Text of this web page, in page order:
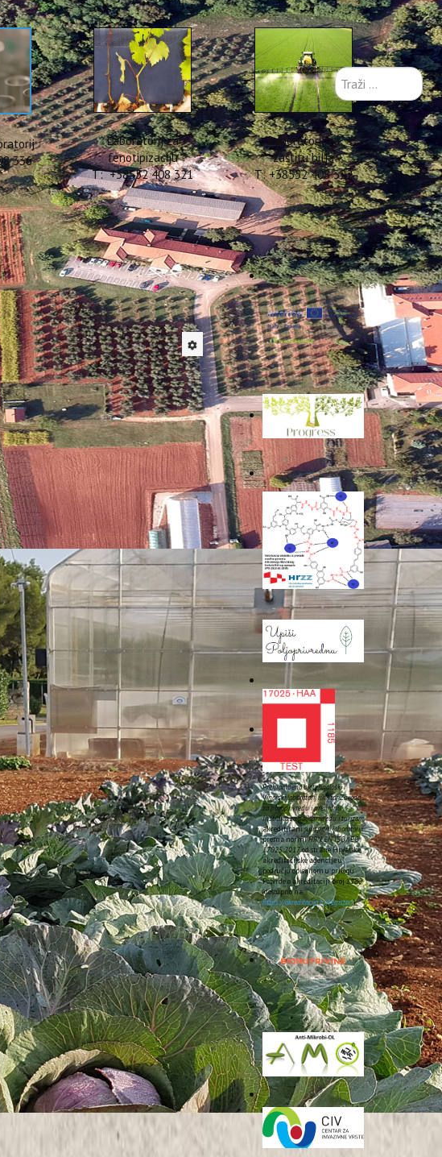
336
Laboratorij za
fenotipizaciju
T: +38552 408 321
Laboratorij za
zaštitu bilja
T: +38552 408 322
do 18. lipnja
provodi se od 01.02.2022. na
a vodeći partner je „Biotehnički
predviđeno je organiziranje
Testni materijali obuhvatio je
besplatna i dostupna na Internetu, a
edukativnih modula. Korištenje
i početi s praćenjem i testiranjem
2024. u prostorijama Veleučilišta u
osnovna znanja i informacije o radu
kao djela događanja, obave
edukacijskom iskoraku.
Prehrambeno biotehnološki i
Vinarski laboratorij unutar Zavoda
za poljoprivredu i prehranu
Instituta za poljoprivredu i turizam
akreditirani suispitni laboratoriji
prema normiHRN EN ISO/IEC
17025:2017od strane Hrvatske
akreditacijske agencije u
području opisanom u prilogu
Potvrde o akreditaciji broj 1185
(dostupno na:
https://akreditacija.hr/registar/).
Traži
...